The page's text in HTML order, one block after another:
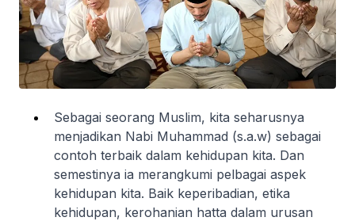
Sebagai seorang Muslim, kita seharusnya
menjadikan Nabi Muhammad (s.a.w) sebagai
contoh terbaik dalam kehidupan kita. Dan
semestinya ia merangkumi pelbagai aspek
kehidupan kita. Baik keperibadian, etika
kehidupan, kerohanian hatta dalam urusan